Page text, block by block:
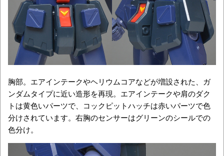
胸部。エアインテークやヘリウムコアなどが増設された、ガ
ンダムタイプに近い造形を再現。エアインテークや肩のダク
トは黄色いパーツで、コックピットハッチは赤いパーツで色
分けされています。右胸のセンサーはグリーンのシールでの
色分け。